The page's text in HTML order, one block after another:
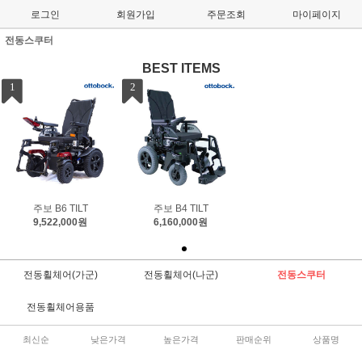
로그인 회원가입 주문조회 마이페이지
전동스쿠터
BEST ITEMS
1
주보 B6 TILT
9,522,000원
2
주보 B4 TILT
6,160,000원
전동휠체어(가군) 전동휠체어(나군) 전동스쿠터
전동휠체어용품
최신순 낮은가격 높은가격 판매순위 상품명